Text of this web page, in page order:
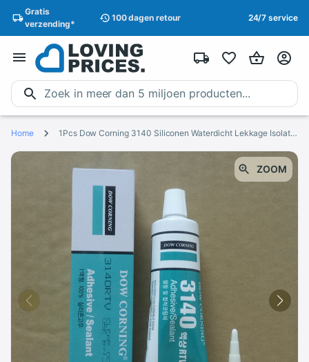
Gratis
verzending*
100 dagen retour 24/7 service
Home 1Pcs Dow Corning 3140 Siliconen Waterdicht Lekkage Isolatie Hittebestendig Waterdichte Kit Elektronische Component Vaststelling Lijm
ZOOM